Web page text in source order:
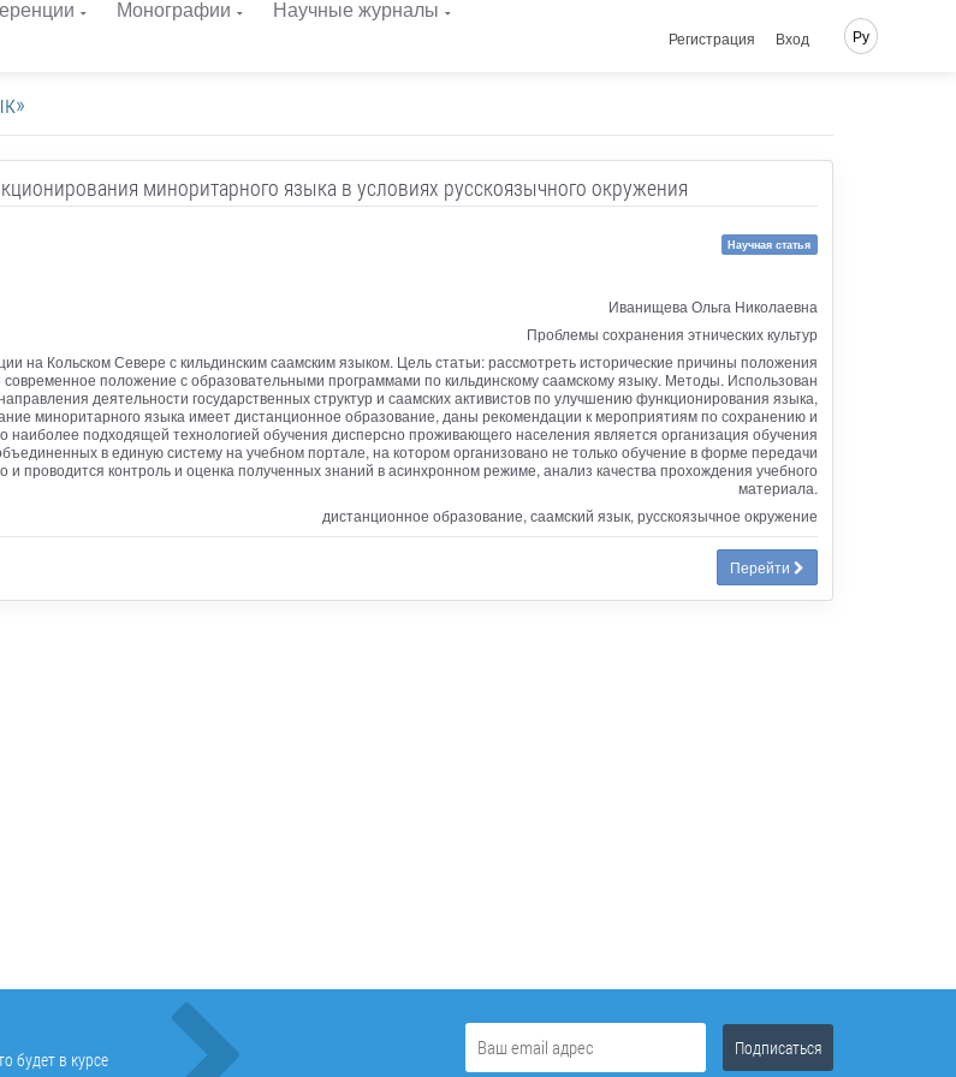
Монографии
Научные журналы
Регистрация Вход Ру
миноритарного языка в условиях русскоязычного окружения
Научная статья
Иванищева Ольга Николаевна
Проблемы сохранения этнических культур
на Кольском Севере с кильдинским саамским языком. Цель статьи: рассмотреть исторические причины положения
положение с образовательными программами по кильдинскому саамскому языку. Методы. Использован
деятельности государственных структур и саамских активистов по улучшению функционирования языка,
миноритарного языка имеет дистанционное образование, даны рекомендации к мероприятиям по сохранению и
наиболее подходящей технологией обучения дисперсно проживающего населения является организация обучения
в единую систему на учебном портале, на котором организовано не только обучение в форме передачи
проводится контроль и оценка полученных знаний в асинхронном режиме, анализ качества прохождения учебного
материала.
дистанционное образование, саамский язык, русскоязычное окружение
Перейти
будет в курсе